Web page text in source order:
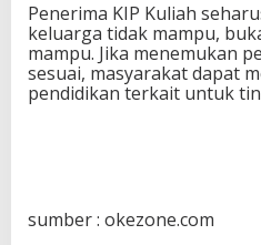
Penerima KIP Kuliah
keluarga tidak mampu,
mampu. Jika menemukan
sesuai, masyarakat dapat
pendidikan terkait untuk
sumber : okezone.com